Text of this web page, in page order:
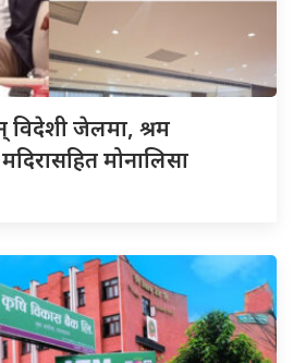
विदेशी जेलमा, श्रम
मोनालिसा